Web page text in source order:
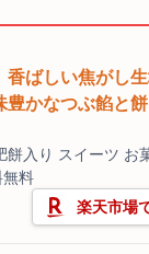
ばしい焦がし
かなつぶ餡と
餅入り スイーツ お
料
楽天市場